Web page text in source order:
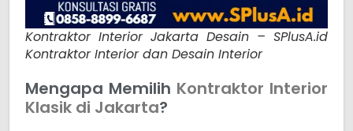
Kontraktor Interior Jakarta Desain – SPlusA.id
Kontraktor Interior dan Desain Interior
Mengapa Memilih Kontraktor Interior
Klasik di Jakarta?